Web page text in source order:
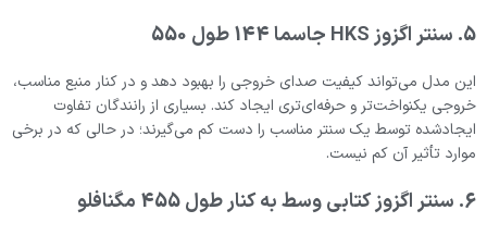
5. سنتر اگزوز HKS جاسما 144 طول 550
این مدل می‌تواند کیفیت صدای خروجی را بهبود دهد و در کنار منبع مناسب،
خروجی یکنواخت‌تر و حرفه‌ای‌تری ایجاد کند. بسیاری از رانندگان تفاوت
ایجادشده توسط یک سنتر مناسب را دست کم می‌گیرند؛ در حالی که در برخی
موارد تأثیر آن کم نیست.
6. سنتر اگزوز کتابی وسط به کنار طول 455 مگنافلو